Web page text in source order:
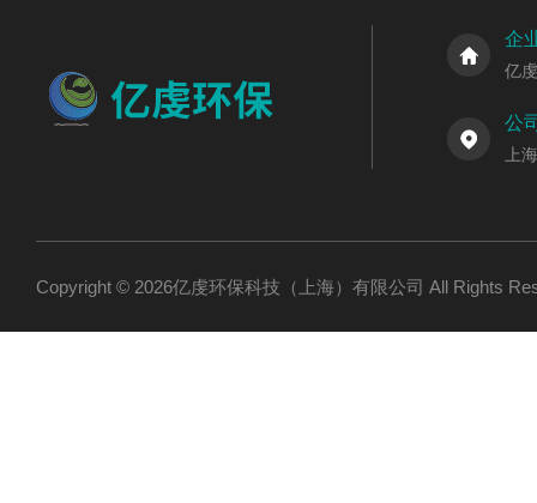
企
亿
公
上
Copyright © 2026亿虔环保科技（上海）有限公司 All Rights